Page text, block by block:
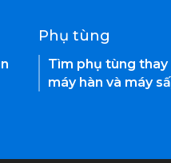
Phụ tùng
Tìm phụ tùng
máy hàn và máy